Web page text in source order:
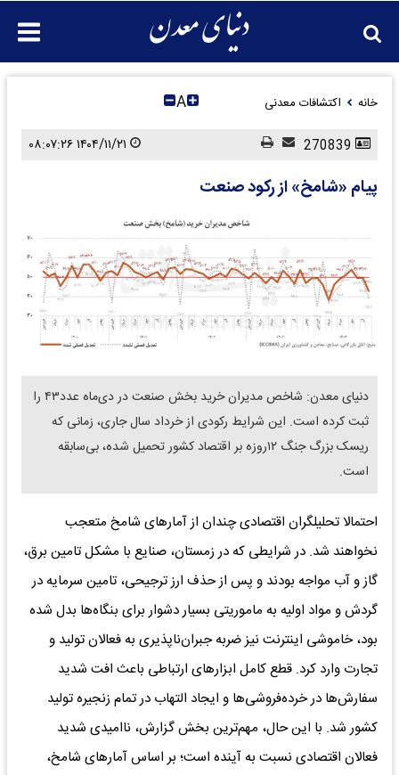
خانه اکتشافات معدنی A
پیام «شامخ» از رکود صنعت
دنیای معدن: شاخص مدیران خرید بخش صنعت در دی‌ماه عدد۴۳ را
ثبت کرده است. این شرایط رکودی از خرداد سال جاری، زمانی که
ریسک بزرگ جنگ ۱۲روزه بر اقتصاد کشور تحمیل شده، بی‌سابقه
است.
احتمالا تحلیلگران اقتصادی چندان از آمارهای شامخ متعجب
نخواهند شد. در شرایطی که در زمستان، صنایع با مشکل تامین برق،
گاز و آب مواجه‌ بودند و پس از حذف ارز ترجیحی، تامین سرمایه در
گردش و مواد اولیه به ماموریتی بسیار دشوار برای بنگاه‌ها بدل شده
بود، خاموشی اینترنت نیز ضربه جبران‌ناپذیری به فعالان تولید و
تجارت وارد کرد. قطع کامل ابزارهای ارتباطی باعث افت شدید
سفارش‌ها در خرده‌فروشی‌ها و ایجاد التهاب در تمام زنجیره تولید
کشور شد. با این حال، مهم‌ترین بخش گزارش، ناامیدی شدید
فعالان اقتصادی نسبت به آینده است؛ بر اساس آمارهای شامخ،